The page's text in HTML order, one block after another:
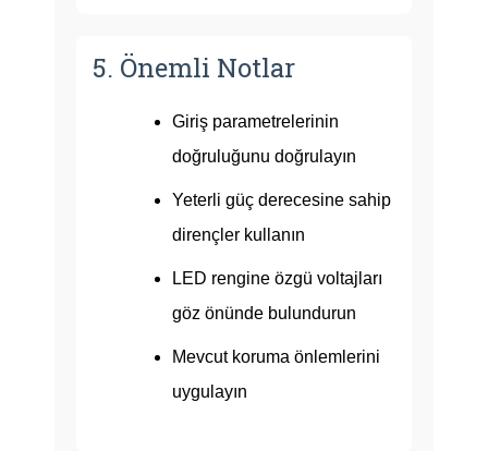
5. Önemli Notlar
Giriş parametrelerinin
doğruluğunu doğrulayın
Yeterli güç derecesine sahip
dirençler kullanın
LED rengine özgü voltajları
göz önünde bulundurun
Mevcut koruma önlemlerini
uygulayın